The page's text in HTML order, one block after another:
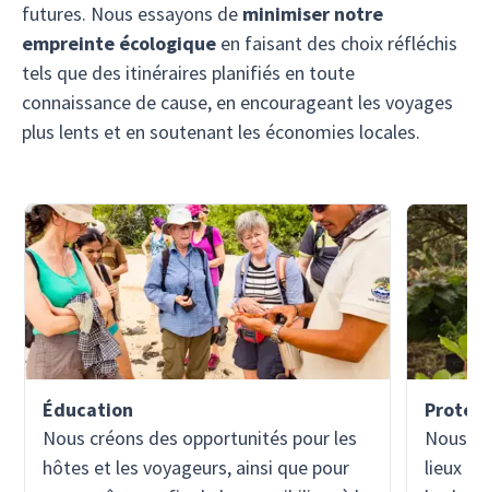
futures. Nous essayons de minimiser notre
empreinte écologique en faisant des choix réfléchis
tels que des itinéraires planifiés en toute
connaissance de cause, en encourageant les voyages
plus lents et en soutenant les économies locales.
Éducation
Nous créons des opportunités pour les
hôtes et les voyageurs, ainsi que pour
Nous
lieux